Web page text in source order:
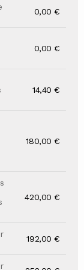
0,00 €
0,00 €
14,40 €
180,00 €
420,00 €
192,00 €